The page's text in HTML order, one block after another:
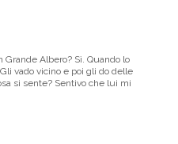
Grande Albero? Sì. Quando lo
vado vicino e poi gli do delle
si sente? Sentivo che lui mi